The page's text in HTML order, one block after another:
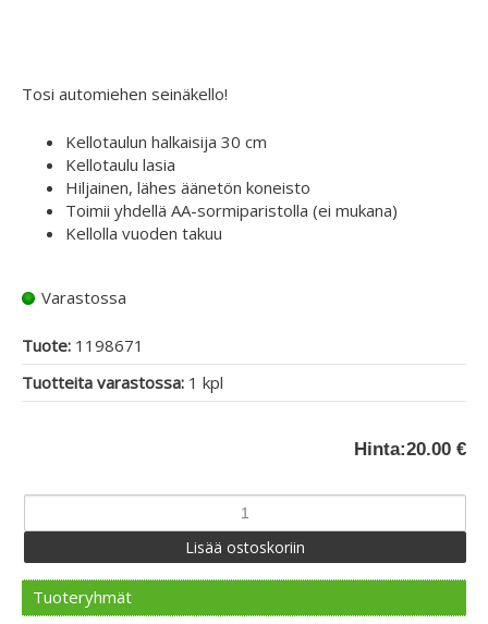
Tosi automiehen seinäkello!
Kellotaulun halkaisija 30 cm
Kellotaulu lasia
Hiljainen, lähes äänetön koneisto
Toimii yhdellä AA-sormiparistolla (ei mukana)
Kellolla vuoden takuu
Varastossa
Tuote: 1198671
Tuotteita varastossa: 1 kpl
Hinta:20.00 €
Tuoteryhmät